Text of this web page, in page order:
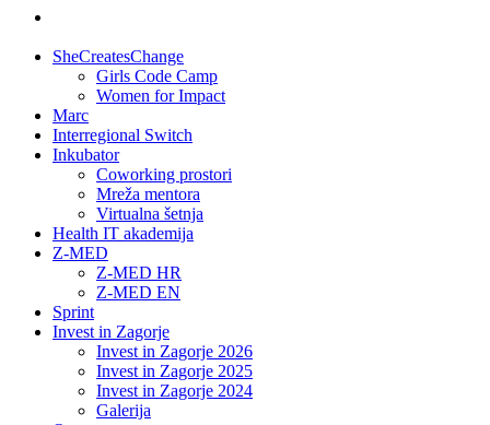
SheCreatesChange
Girls Code Camp
Women for Impact
Marc
Interregional Switch
Inkubator
Coworking prostori
Mreža mentora
Virtualna šetnja
Health IT akademija
Z-MED
Z-MED HR
Z-MED EN
Sprint
Invest in Zagorje
Invest in Zagorje 2026
Invest in Zagorje 2025
Invest in Zagorje 2024
Galerija